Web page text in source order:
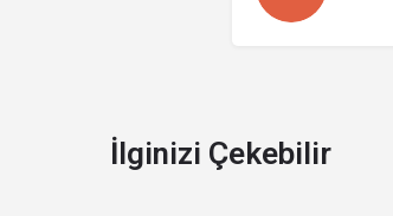
İlginizi Çekebilir